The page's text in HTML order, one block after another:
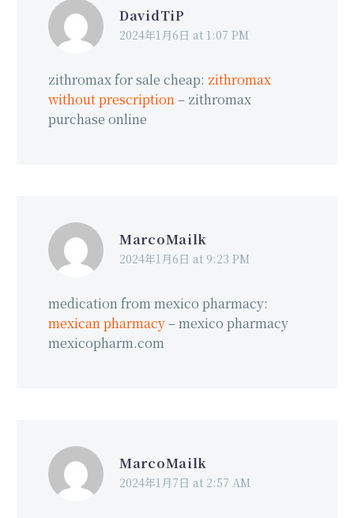
DavidTiP
2024年1月6日 at 1:07 PM
zithromax for sale cheap: zithromax
without prescription – zithromax
purchase online
MarcoMailk
2024年1月6日 at 9:23 PM
medication from mexico pharmacy:
mexican pharmacy– mexico pharmacy
mexicopharm.com
MarcoMailk
2024年1月7日 at 2:57 AM